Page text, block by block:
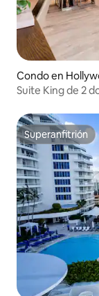
Condo en
Suite King de 2
Superanfitrión
Superanfitrión